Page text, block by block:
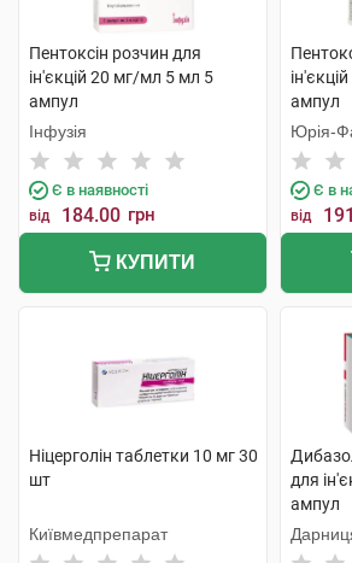
Пентоксін розчин для
ін'єкцій 20 мг/мл 5 мл 5
ампул
Інфузія
Є в наявності
від 184.00 грн
КУПИТИ
ампул
Юрія-
Є в
від
Ніцерголін таблетки 10 мг 30
шт
Київмедпрепарат
для
ампул